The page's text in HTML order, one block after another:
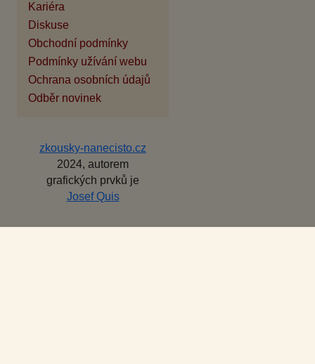
Kariéra
Diskuse
Obchodní podmínky
Podmínky užívání webu
Ochrana osobních údajů
Odběr novinek
zkousky-nanecisto.cz
2024, autorem
grafických prvků je
Josef Quis